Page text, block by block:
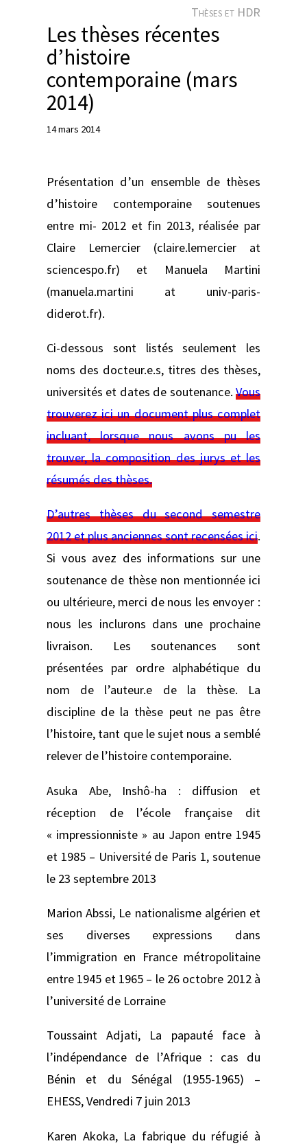
Thèses et HDR
Les thèses récentes
d’histoire
contemporaine (mars
2014)
14 mars 2014
Présentation d’un ensemble de thèses
d’histoire contemporaine soutenues
entre mi- 2012 et fin 2013, réalisée par
Claire Lemercier (claire.lemercier at
sciencespo.fr) et Manuela Martini
(manuela.martini at univ-paris-
diderot.fr).
Ci-dessous sont listés seulement les
noms des docteur.e.s, titres des thèses,
universités et dates de soutenance. Vous
trouverez ici un document plus complet
incluant, lorsque nous avons pu les
trouver, la composition des jurys et les
résumés des thèses.
D’autres thèses du second semestre
2012 et plus anciennes sont recensées ici.
Si vous avez des informations sur une
soutenance de thèse non mentionnée ici
ou ultérieure, merci de nous les envoyer :
nous les inclurons dans une prochaine
livraison. Les soutenances sont
présentées par ordre alphabétique du
nom de l’auteur.e de la thèse. La
discipline de la thèse peut ne pas être
l’histoire, tant que le sujet nous a semblé
relever de l’histoire contemporaine.
Asuka Abe, Inshô-ha : diffusion et
réception de l’école française dit
« impressionniste » au Japon entre 1945
et 1985 – Université de Paris 1, soutenue
le 23 septembre 2013
Marion Abssi, Le nationalisme algérien et
ses diverses expressions dans
l’immigration en France métropolitaine
entre 1945 et 1965 – le 26 octobre 2012 à
l’université de Lorraine
Toussaint Adjati, La papauté face à
l’indépendance de l’Afrique : cas du
Bénin et du Sénégal (1955-1965) –
EHESS, Vendredi 7 juin 2013
Karen Akoka, La fabrique du réfugié à